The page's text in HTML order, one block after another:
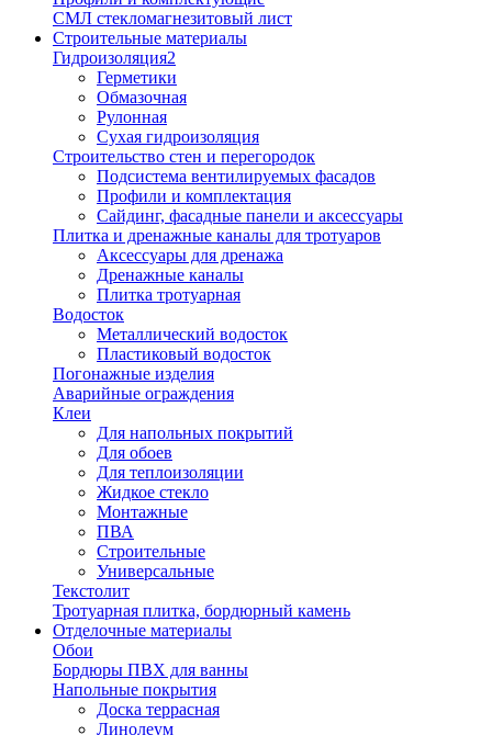
СМЛ стекломагнезитовый лист
Строительные материалы
Гидроизоляция2
Герметики
Обмазочная
Рулонная
Сухая гидроизоляция
Строительство стен и перегородок
Подсистема вентилируемых фасадов
Профили и комплектация
Сайдинг, фасадные панели и аксессуары
Плитка и дренажные каналы для тротуаров
Аксессуары для дренажа
Дренажные каналы
Плитка тротуарная
Водосток
Металлический водосток
Пластиковый водосток
Погонажные изделия
Аварийные ограждения
Клеи
Для напольных покрытий
Для обоев
Для теплоизоляции
Жидкое стекло
Монтажные
ПВА
Строительные
Универсальные
Текстолит
Тротуарная плитка, бордюрный камень
Отделочные материалы
Обои
Бордюры ПВХ для ванны
Напольные покрытия
Доска террасная
Линолеум